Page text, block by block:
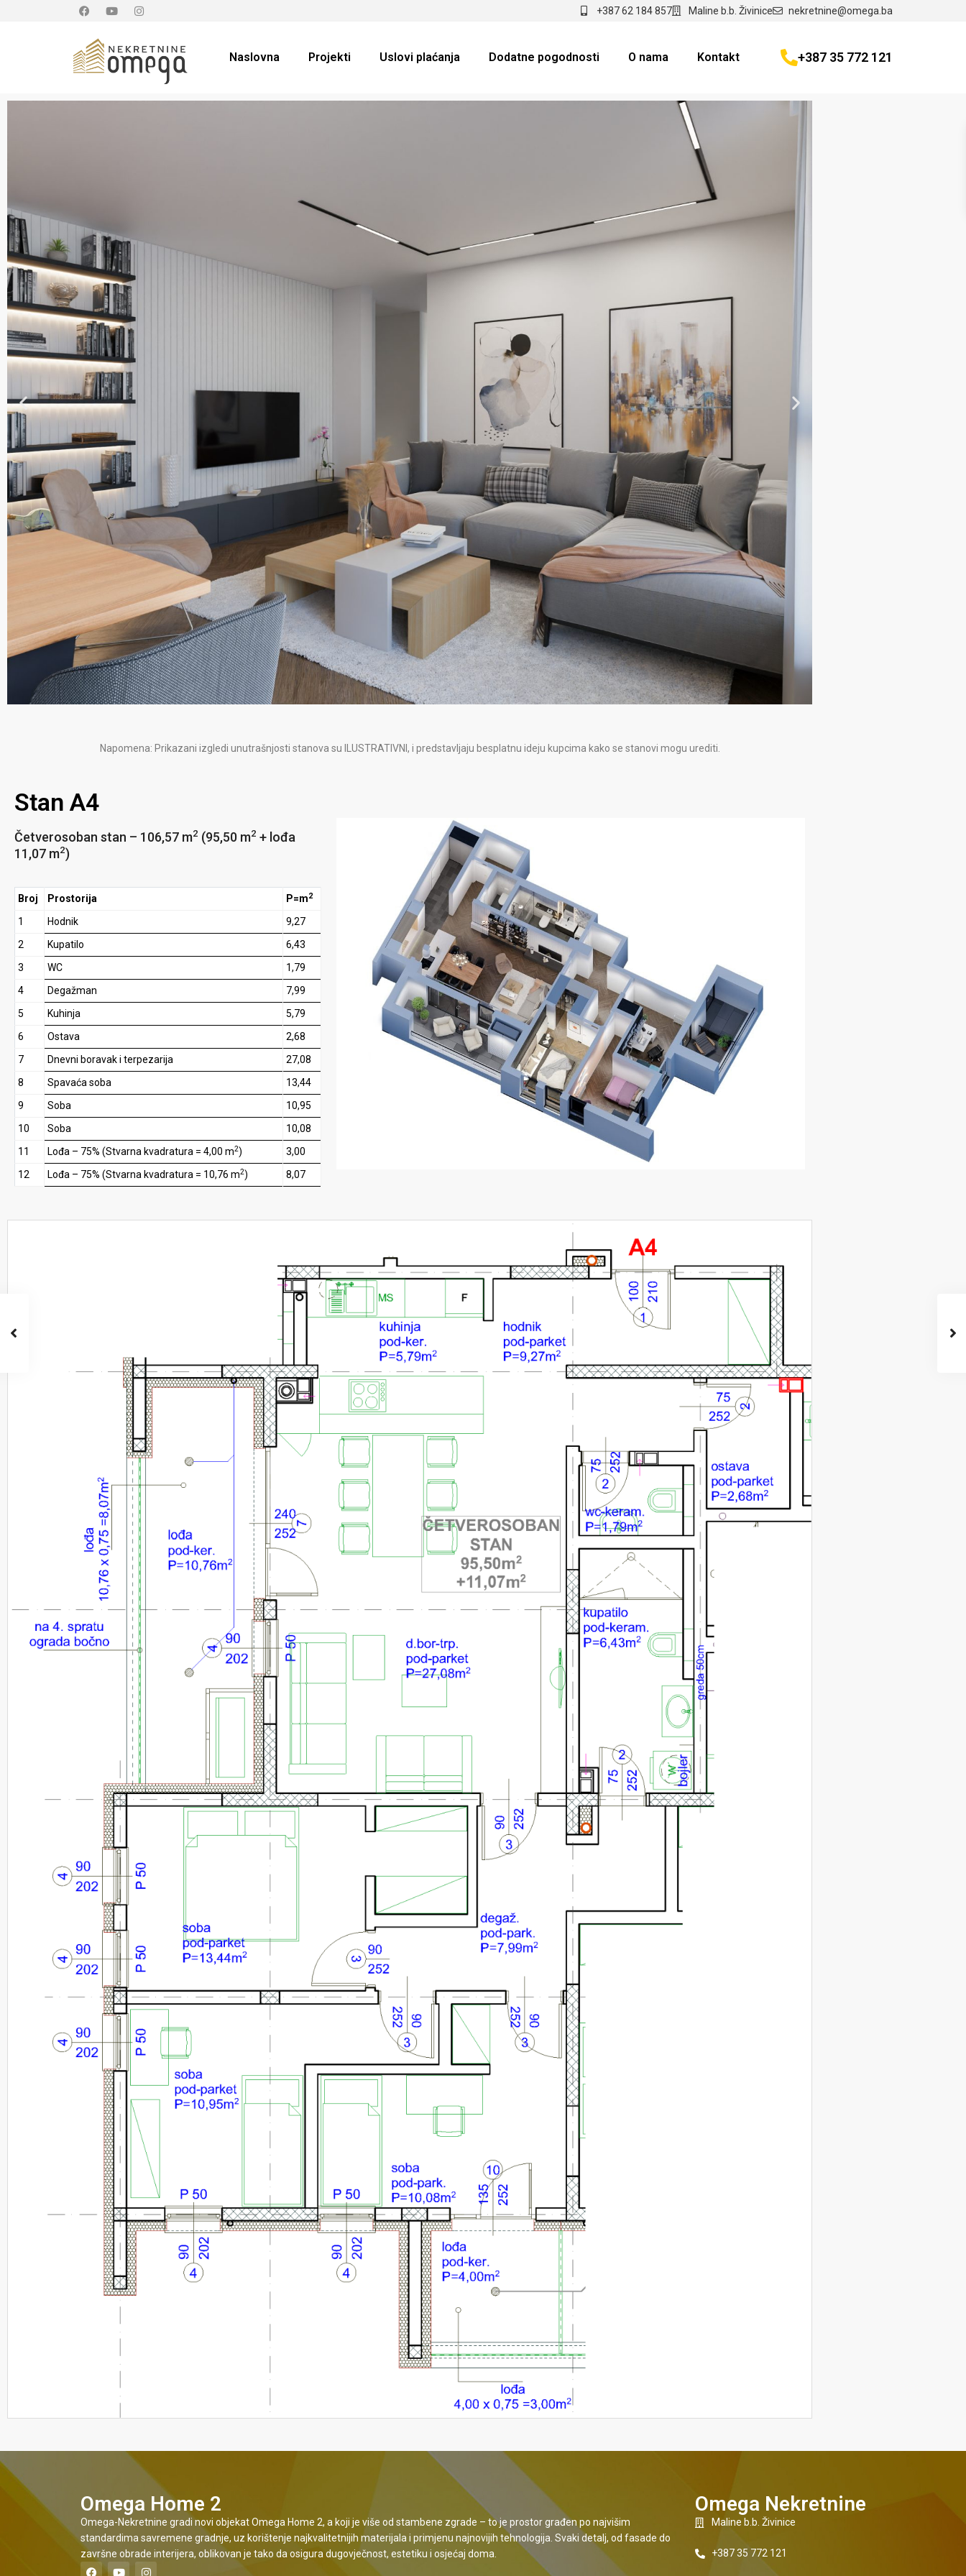
+387 62 184 857 Maline b.b. Živinice nekretnine@omega.ba
Naslovna Projekti Uslovi plaćanja Dodatne pogodnosti O nama Kontakt +387 35 772 121
Napomena: Prikazani izgledi unutrašnjosti stanova su ILUSTRATIVNI, i predstavljaju besplatnu ideju kupcima kako se stanovi mogu urediti.
Stan A4
Četverosoban stan – 106,57 m2 (95,50 m2 + lođa
11,07 m2)
Broj Prostorija P=m2
1 Hodnik
9,27
2
Kupatilo
6,43
3
WC
1,79
4
Degažman
7,99
5
Kuhinja
5,79
6
Ostava
2,68
7
Dnevni boravak i terpezarija
27,08
8
Spavaća soba
13,44
9
Soba
10,95
10
Soba
10,08
11
Lođa – 75% (Stvarna kvadratura = 4,00 m2)
3,00
12
Lođa – 75% (Stvarna kvadratura = 10,76 m2) 8,07
Omega Home 2
Omega-Nekretnine gradi novi objekat Omega Home 2, a koji je više od stambene zgrade – to je prostor građen po najvišim
standardima savremene gradnje, uz korištenje najkvalitetnijih materijala i primjenu najnovijih tehnologija. Svaki detalj, od fasade do
završne obrade interijera, oblikovan je tako da osigura dugovječnost, estetiku i osjećaj doma.
Omega Nekretnine
Maline b.b. Živinice
+387 35 772 121